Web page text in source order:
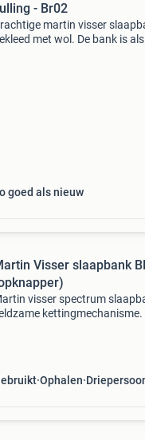
- Br02
martin visser
met wol. De bank is
goed als nieuw
Visser slaapbank
visser spectrum
kettingmechanisme.
Ophalen